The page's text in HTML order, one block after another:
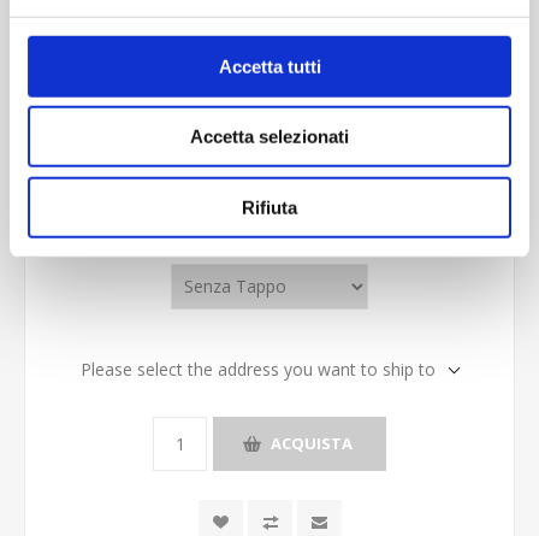
Accetta tutti
Accetta selezionati
Rifiuta
Quantità per imballo (ordine minimo 1 collo):40
Cod.: YOU011P
Tappo
Please select the address you want to ship to
ACQUISTA